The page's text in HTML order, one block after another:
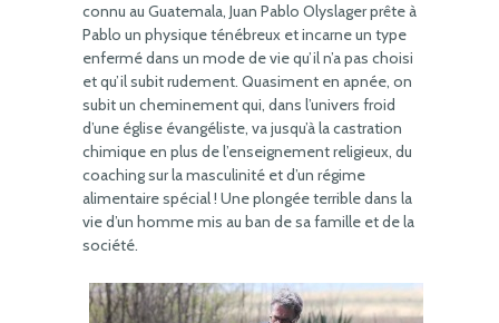
connu au Guatemala, Juan Pablo Olyslager prête à
Pablo un physique ténébreux et incarne un type
enfermé dans un mode de vie qu’il n’a pas choisi
et qu’il subit rudement. Quasiment en apnée, on
subit un cheminement qui, dans l’univers froid
d’une église évangéliste, va jusqu’à la castration
chimique en plus de l’enseignement religieux, du
coaching sur la masculinité et d’un régime
alimentaire spécial ! Une plongée terrible dans la
vie d’un homme mis au ban de sa famille et de la
société.